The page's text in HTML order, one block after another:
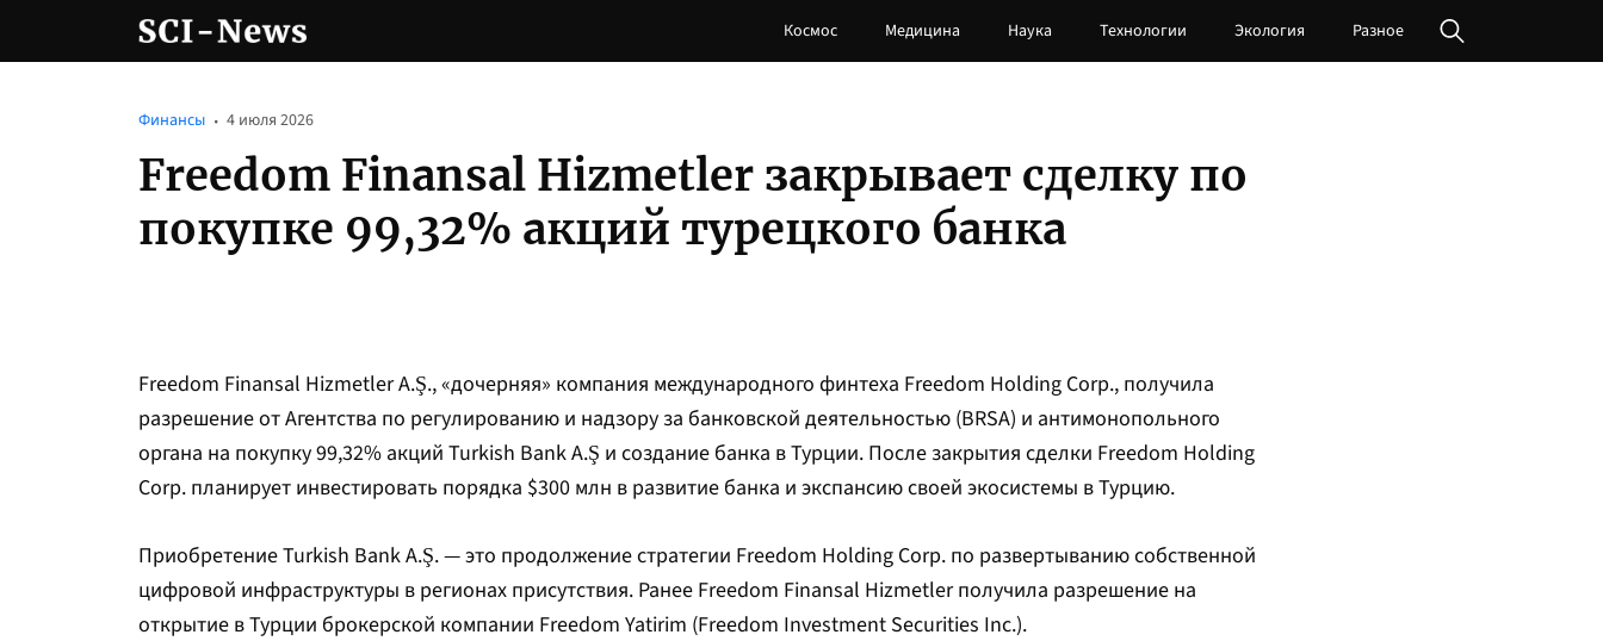
Космос Медицина Наука Технологии Экология Разное
Freedom Finansal Hizmetler закрывает сделку по
покупке 99,32% акций турецкого банка
Финансы 4 июля 2026
Freedom Finansal Hizmetler A.Ş., «дочерняя» компания международного финтеха Freedom Holding Corp., получила
разрешение от Агентства по регулированию и надзору за банковской деятельностью (BRSA) и антимонопольного
органа на покупку 99,32% акций Turkish Bank A.Ş и создание банка в Турции. После закрытия сделки Freedom Holding
Corp. планирует инвестировать порядка $300 млн в развитие банка и экспансию своей экосистемы в Турцию.
Приобретение Turkish Bank A.Ş. — это продолжение стратегии Freedom Holding Corp. по развертыванию собственной
цифровой инфраструктуры в регионах присутствия. Ранее Freedom Finansal Hizmetler получила разрешение на
открытие в Турции брокерской компании Freedom Yatirim (Freedom Investment Securities Inc.).